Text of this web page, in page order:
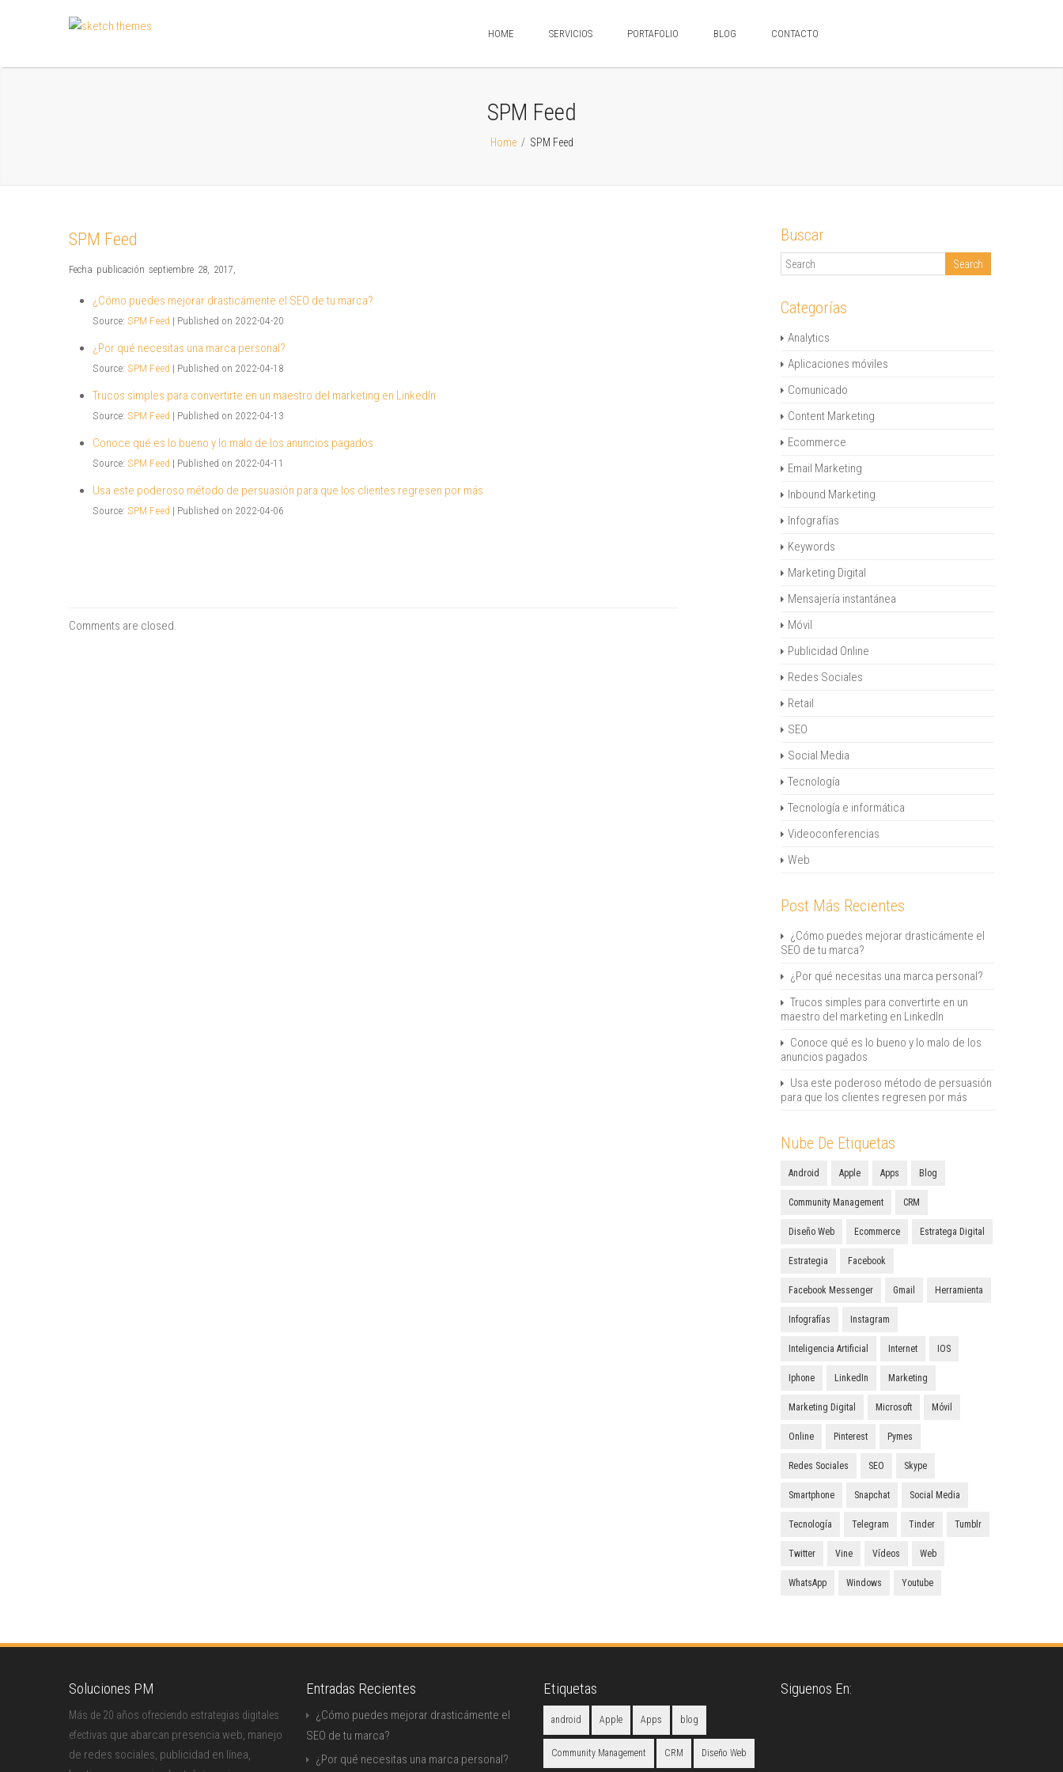
HOME SERVICIOS PORTAFOLIO BLOG CONTACTO
SPM Feed
Home / SPM Feed
SPM Feed
Fecha publicación septiembre 28, 2017,
¿Cómo puedes mejorar drasticámente el SEO de tu marca?
Source: SPM Feed Published on 2022-04-20
¿Por qué necesitas una marca personal?
Source: SPM Feed Published on 2022-04-18
Trucos simples para convertirte en un maestro del marketing en LinkedIn
Source: SPM Feed Published on 2022-04-13
Conoce qué es lo bueno y lo malo de los anuncios pagados
Source: SPM Feed Published on 2022-04-11
Usa este poderoso método de persuasión para que los clientes regresen por más
Source: SPM Feed Published on 2022-04-06
Comments are closed.
Buscar
Categorías
Analytics
Aplicaciones móviles
Comunicado
Content Marketing
Ecommerce
Email Marketing
Inbound Marketing
Infografías
Keywords
Marketing Digital
Mensajería instantánea
Móvil
Publicidad Online
Redes Sociales
Retail
SEO
Social Media
Tecnología
Tecnología e informática
Videoconferencias
Web
Post Más Recientes
¿Cómo puedes mejorar drasticámente el
SEO de tu marca?
¿Por qué necesitas una marca personal?
Trucos simples para convertirte en un
maestro del marketing en LinkedIn
Conoce qué es lo bueno y lo malo de los
anuncios pagados
Usa este poderoso método de persuasión
para que los clientes regresen por más
Nube De Etiquetas
Android Apple Apps Blog
Community Management CRM
Diseño Web Ecommerce Estratega Digital
Estrategia Facebook
Facebook Messenger Gmail Herramienta
Infografías Instagram
Inteligencia Artificial Internet IOS
Iphone LinkedIn Marketing
Marketing Digital Microsoft Móvil
Online Pinterest Pymes
Redes Sociales SEO Skype
Smartphone Snapchat Social Media
Tecnología Telegram Tinder Tumblr
Twitter Vine Vídeos Web
WhatsApp Windows Youtube
Soluciones PM
Más de 20 años ofreciendo estrategias digitales
efectivas que abarcan presencia web, manejo
de redes sociales, publicidad en línea,
Entradas Recientes
¿Cómo puedes mejorar drasticámente el
SEO de tu marca?
¿Por qué necesitas una marca personal?
Etiquetas
android Apple Apps blog
Community Management CRM Diseño Web
Siguenos En: